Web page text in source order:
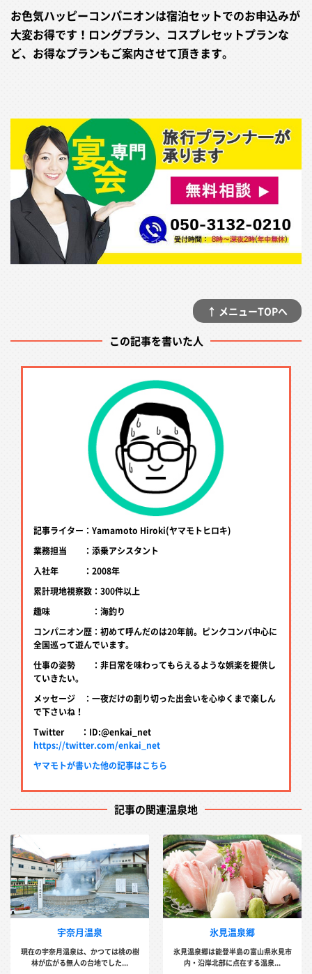
お色気ハッピーコンパニオンは宿泊セットでのお申込みが
大変お得です！ロングプラン、コスプレセットプランな
ど、お得なプランもご案内させて頂きます。
↑ メニューTOPへ
この記事を書いた人
記事ライター：Yamamoto Hiroki(ヤマモトヒロキ)
業務担当 ：添乗アシスタント
入社年 ：2008年
累計現地視察数：300件以上
趣味 ：海釣り
コンパニオン歴：初めて呼んだのは20年前。ピンクコンパ中心に
全国巡って遊んでいます。
仕事の姿勢 ：非日常を味わってもらえるような娯楽を提供し
ていきたい。
メッセージ ：一夜だけの割り切った出会いを心ゆくまで楽しん
で下さいね！
Twitter ：ID:@enkai_net
https://twitter.com/enkai_net
ヤマモトが書いた他の記事はこちら
記事の関連温泉地
宇奈月温泉
現在の宇奈月温泉は、かつては桃の樹
林が広がる無人の台地でした...
氷見温泉郷
氷見温泉郷は能登半島の富山県氷見市
内・沿岸北部に点在する温泉...